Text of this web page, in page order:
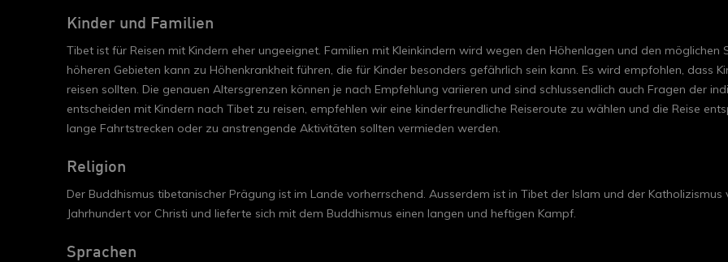
Kinder und Familien
Tibet ist für Reisen mit Kindern eher ungeeignet. Familien mit Kleinkindern wird wegen den Höhenlagen und den
höheren Gebieten kann zu Höhenkrankheit führen, die für Kinder besonders gefährlich sein kann. Es wird empfohlen, dass
reisen sollten. Die genauen Altersgrenzen können je nach Empfehlung variieren und sind schlussendlich auch Fragen der
entscheiden mit Kindern nach Tibet zu reisen, empfehlen wir eine kinderfreundliche Reiseroute zu wählen und die Reise
lange Fahrtstrecken oder zu anstrengende Aktivitäten sollten vermieden werden.
Religion
Der Buddhismus tibetanischer Prägung ist im Lande vorherrschend. Ausserdem ist in Tibet der Islam und der
Jahrhundert vor Christi und lieferte sich mit dem Buddhismus einen langen und heftigen Kampf.
Sprachen